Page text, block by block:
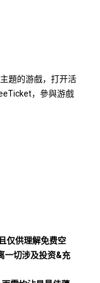
題的游戲，打开活
，參與游戲
仅供理解免费空
一切涉及投资&充